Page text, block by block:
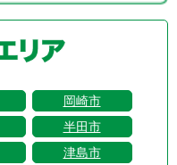
岡崎市
半田市
津島市